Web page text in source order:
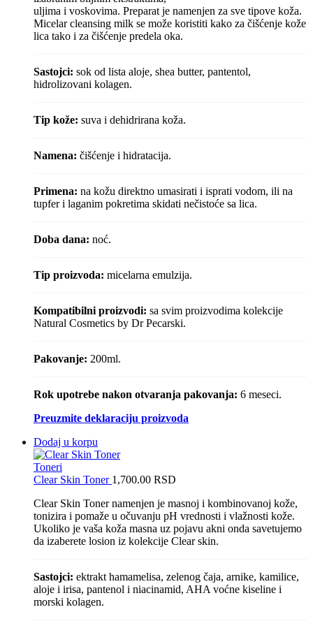
uljima i voskovima. Preparat je namenjen za sve tipove koža.
Micelar cleansing milk se može koristiti kako za čišćenje kože
lica tako i za čišćenje predela oka.
Sastojci: sok od lista aloje, shea butter, pantentol,
hidrolizovani kolagen.
Tip kože: suva i dehidrirana koža.
Namena: čišćenje i hidratacija.
Primena: na kožu direktno umasirati i isprati vodom, ili na
tupfer i laganim pokretima skidati nečistoće sa lica.
Doba dana: noć.
Tip proizvoda: micelarna emulzija.
Kompatibilni proizvodi: sa svim proizvodima kolekcije
Natural Cosmetics by Dr Pecarski.
Pakovanje: 200ml.
Rok upotrebe nakon otvaranja pakovanja: 6 meseci.
Preuzmite deklaraciju proizvoda
Dodaj u korpu
Toneri
Clear Skin Toner 1,700.00 RSD
Clear Skin Toner namenjen je masnoj i kombinovanoj kože,
tonizira i pomaže u očuvanju pH vrednosti i vlažnosti kože.
Ukoliko je vaša koža masna uz pojavu akni onda savetujemo
da izaberete losion iz kolekcije Clear skin.
Sastojci: ektrakt hamamelisa, zelenog čaja, arnike, kamilice,
aloje i irisa, pantenol i niacinamid, AHA voćne kiseline i
morski kolagen.